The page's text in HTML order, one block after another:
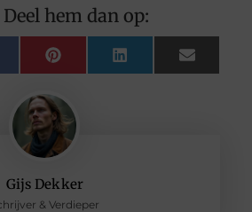
Gijs Dekker
& Verdieper
hem dan op:
Pinterest LinkedIn Email